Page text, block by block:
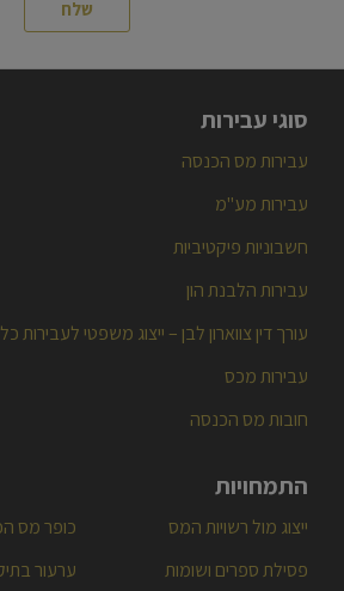
סוגי עבירות
עבירות מס הכנסה
עבירות מע"מ
חשבוניות פיקטיביות
עבירות הלבנת הון
עורך דין צווארון לבן – ייצוג משפטי לעבירות
עבירות מכס
חובות מס הכנסה
התמחויות
ייצוג מול רשויות המס
כופר מס
פסילת ספרים ושומות
ערעור